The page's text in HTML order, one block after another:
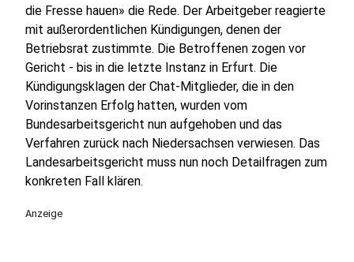
die Fresse hauen» die Rede. Der Arbeitgeber reagierte
mit außerordentlichen Kündigungen, denen der
Betriebsrat zustimmte. Die Betroffenen zogen vor
Gericht - bis in die letzte Instanz in Erfurt. Die
Kündigungsklagen der Chat-Mitglieder, die in den
Vorinstanzen Erfolg hatten, wurden vom
Bundesarbeitsgericht nun aufgehoben und das
Verfahren zurück nach Niedersachsen verwiesen. Das
Landesarbeitsgericht muss nun noch Detailfragen zum
konkreten Fall klären.
Anzeige